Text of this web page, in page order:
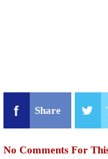
Share
No Comments For